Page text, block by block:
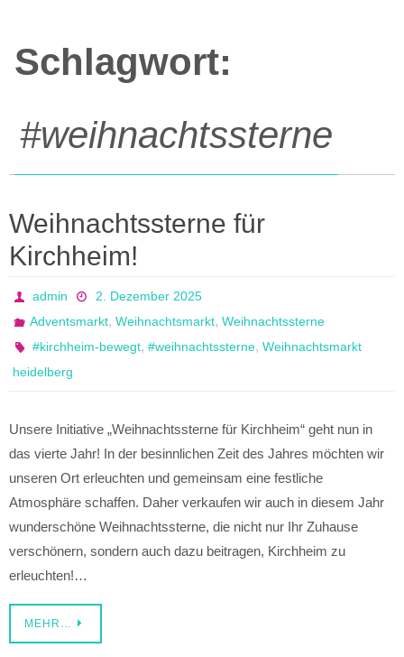
Schlagwort:
#weihnachtssterne
Weihnachtssterne für
Kirchheim!
admin
2. Dezember 2025
Adventsmarkt,Weihnachtsmarkt,Weihnachtssterne
#kirchheim-bewegt,#weihnachtssterne,Weihnachtsmarkt
heidelberg
Unsere Initiative „Weihnachtssterne für Kirchheim“ geht nun in
das vierte Jahr! In der besinnlichen Zeit des Jahres möchten wir
unseren Ort erleuchten und gemeinsam eine festliche
Atmosphäre schaffen. Daher verkaufen wir auch in diesem Jahr
wunderschöne Weihnachtssterne, die nicht nur Ihr Zuhause
verschönern, sondern auch dazu beitragen, Kirchheim zu
erleuchten!…
MEHR…